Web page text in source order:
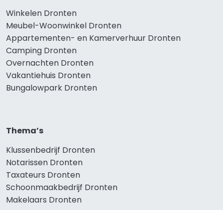
Winkelen Dronten
Meubel-Woonwinkel Dronten
Appartementen- en Kamerverhuur Dronten
Camping Dronten
Overnachten Dronten
Vakantiehuis Dronten
Bungalowpark Dronten
Thema’s
Klussenbedrijf Dronten
Notarissen Dronten
Taxateurs Dronten
Schoonmaakbedrijf Dronten
Makelaars Dronten